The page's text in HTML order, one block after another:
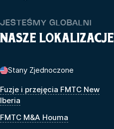
JESTEŚMY GLOBALNI
NASZE LOKALIZACJE
Stany Zjednoczone
Fuzje i przejęcia FMTC New
Iberia
FMTC M&A Houma